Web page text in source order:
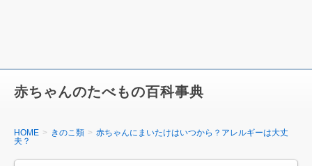
赤ちゃんのたべもの百科事典
HOME きのこ類
赤ちゃんにまいたけはいつから？アレルギーは大丈
夫？